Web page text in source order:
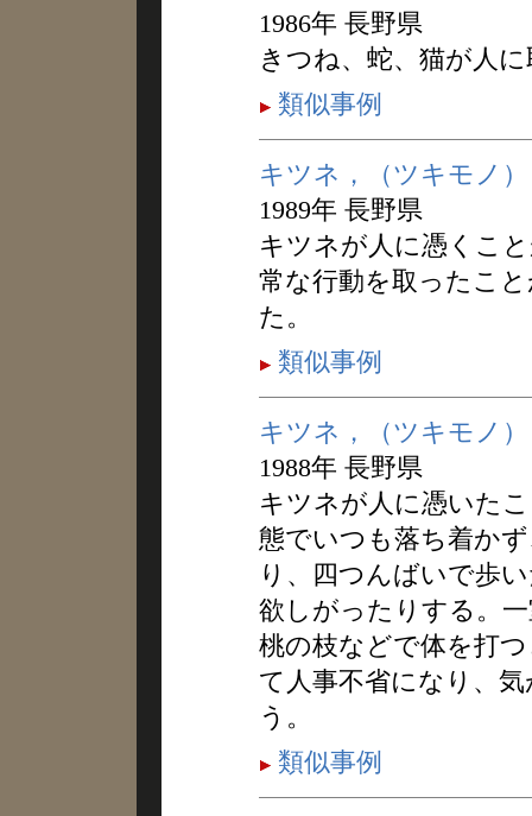
1986年 長野県
きつね、蛇、猫が人
類似事例
キツネ，（ツキモノ）
1989年 長野県
キツネが人に憑くこ
常な行動を取ったこ
た。
類似事例
キツネ，（ツキモノ）
1988年 長野県
キツネが人に憑いた
態でいつも落ち着か
り、四つんばいで歩
欲しがったりする。
桃の枝などで体を打
て人事不省になり、
う。
類似事例